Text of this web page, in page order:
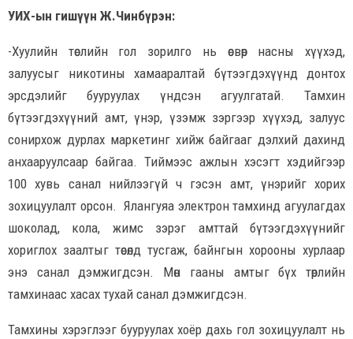
УИХ-ын гишүүн Ж.Чинбүрэн:
-Хуулийн төслийн гол зорилго нь өсвөр насны хүүхэд,
залуусыг никотины хамааралтай бүтээгдэхүүнд донтох
эрсдэлийг бууруулах үндсэн агуулгатай. Тамхин
бүтээгдэхүүний амт, үнэр, үзэмж зэргээр хүүхэд, залуус
сонирхож дурлах маркетинг хийж байгааг дэлхий дахинд
анхааруулсаар байгаа. Тиймээс ажлын хэсэгт хэдийгээр
100 хувь санал нийлээгүй ч гэсэн амт, үнэрийг хорих
зохицуулалт орсон. Ялангуяа электрон тамхинд агуулагдах
шоколад, кола, жимс зэрэг амттай бүтээгдэхүүнийг
хориглох заалтыг төсөлд тусгаж, байнгын хорооны хурлаар
энэ санал дэмжигдсэн. Мөн гааны амтыг бүх төрлийн
тамхинаас хасах тухай санал дэмжигдсэн.
Тамхины хэрэглээг бууруулах хоёр дахь гол зохицуулалт нь